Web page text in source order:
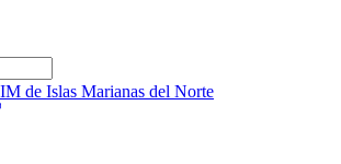
de Islas Marianas del Norte